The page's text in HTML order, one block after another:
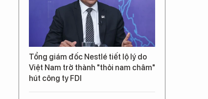
Tổng giám đốc Nestlé tiết lộ lý do
Việt Nam trở thành "thỏi nam châm"
hút công ty FDI